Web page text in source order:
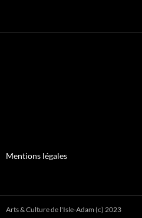
Mentions légales